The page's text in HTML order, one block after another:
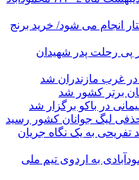
۳ میلیون هکتار انجام می شود/ خرید برنج
پی رحلت پدر شهیدان
غرب مازندران شد
در باکو برگزار شد
حذفی لیگ جوانان کشور رسید
تفریحی به یک نگاه جریان
به اردوی تیم ملی